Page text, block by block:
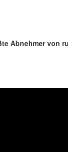
Abnehmer von